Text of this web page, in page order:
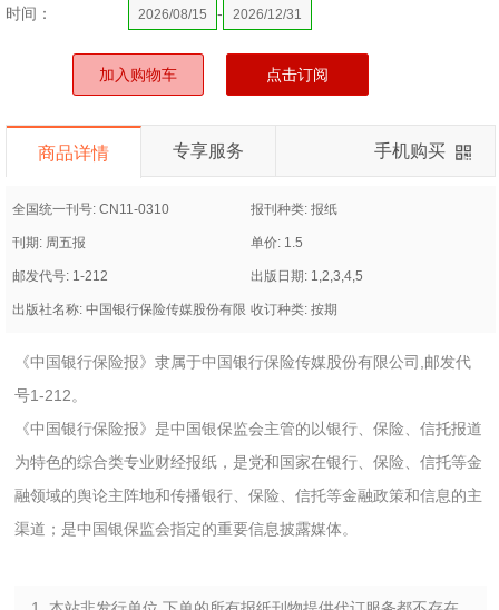
时间： 2026/08/15 - 2026/12/31
加入购物车 点击订阅
商品详情 专享服务 手机购买
全国统一刊号: CN11-0310 报刊种类: 报纸
刊期: 周五报 单价: 1.5
邮发代号: 1-212 出版日期: 1,2,3,4,5
出版社名称: 中国银行保险传媒股份有限 收订种类: 按期
《中国银行保险报》隶属于中国银行保险传媒股份有限公司,邮发代
号1-212。
《中国银行保险报》是中国银保监会主管的以银行、保险、信托报道
为特色的综合类专业财经报纸，是党和国家在银行、保险、信托等金
融领域的舆论主阵地和传播银行、保险、信托等金融政策和信息的主
渠道；是中国银保监会指定的重要信息披露媒体。